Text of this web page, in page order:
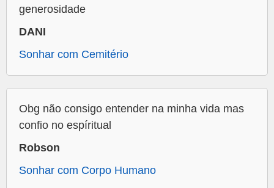
generosidade
DANI
Sonhar com Cemitério
Obg não consigo entender na minha vida mas
confio no espíritual
Robson
Sonhar com Corpo Humano